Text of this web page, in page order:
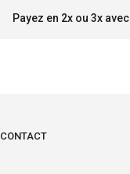
Payez en 2x ou 3x avec
CONTACT